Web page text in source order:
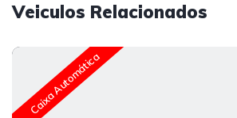
Veiculos Relacionados
Caixa Automática